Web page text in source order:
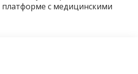
платформе с медицинскими